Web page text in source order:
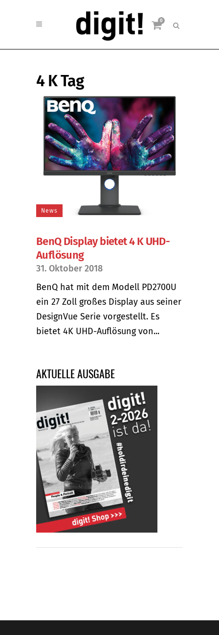
0
4 K Tag
News
BenQ Display bietet 4 K UHD-
Auflösung
31. Oktober 2018
BenQ hat mit dem Modell PD2700U
ein 27 Zoll großes Display aus seiner
DesignVue Serie vorgestellt. Es
bietet 4K UHD-Auflösung von...
AKTUELLE AUSGABE